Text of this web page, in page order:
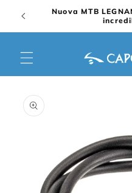
direttamenteNuova MTB
informazioni
sul prodotto